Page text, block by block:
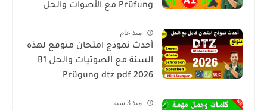
Prüfung مع الأصوات والحل
منذ عام
أحدث نموذج امتحان متوقع لهذه
السنة مع الصوتيات والحل B1
Prügung dtz pdf 2026
منذ 3 سنة